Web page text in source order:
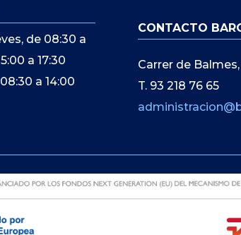
de 08:30 a
a 17:30
a 14:00
CONTACTO
Carrer de
T. 93 218 76 65